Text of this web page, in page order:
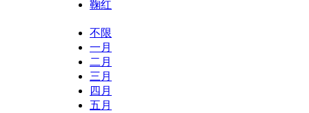
鞠红
不限
一月
二月
三月
四月
五月